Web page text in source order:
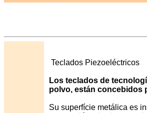
Teclados Piezoeléctricos
Los teclados de
polvo, están concebidos
Su superfície metálica es